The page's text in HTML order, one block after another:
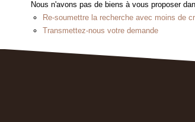
Nous n'avons pas de biens à vous proposer
Re-soumettre la recherche avec moins de
Transmettez-nous votre demande